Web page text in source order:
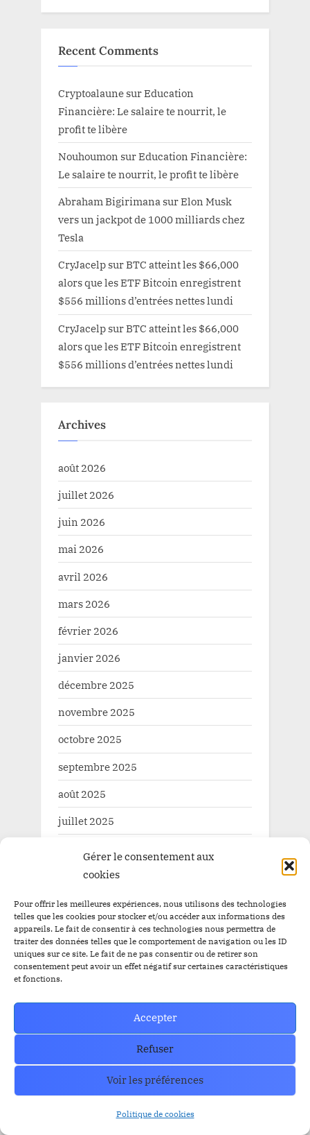
Gérer le consentement aux
cookies
Pour offrir les meilleures expériences, nous utilisons des technologies
telles que les cookies pour stocker et/ou accéder aux informations des
appareils. Le fait de consentir à ces technologies nous permettra de
traiter des données telles que le comportement de navigation ou les ID
uniques sur ce site. Le fait de ne pas consentir ou de retirer son
consentement peut avoir un effet négatif sur certaines caractéristiques
et fonctions.
Accepter
Refuser
Voir les préférences
Politique de cookies
Recent Comments
Cryptoalaune surEducation
Financière: Le salaire te nourrit, le
profit te libère
Nouhoumon surEducation Financière:
Le salaire te nourrit, le profit te libère
Abraham Bigirimana surElon Musk
vers un jackpot de 1000 milliards chez
Tesla
CryJacelp surBTC atteint les $66,000
alors que les ETF Bitcoin enregistrent
$556 millions d’entrées nettes lundi
CryJacelp surBTC atteint les $66,000
alors que les ETF Bitcoin enregistrent
$556 millions d’entrées nettes lundi
Archives
août 2026
juillet 2026
juin 2026
mai 2026
avril 2026
mars 2026
février 2026
janvier 2026
décembre 2025
novembre 2025
octobre 2025
septembre 2025
août 2025
juillet 2025
mai 2025
avril 2025
mars 2025
février 2025
janvier 2025
novembre 2024
octobre 2024
septembre 2024